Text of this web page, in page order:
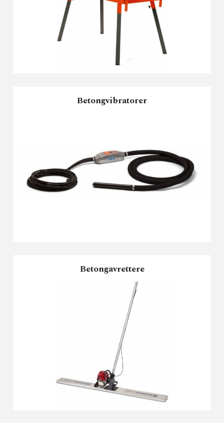
Betongvibratorer
Betongavrettere